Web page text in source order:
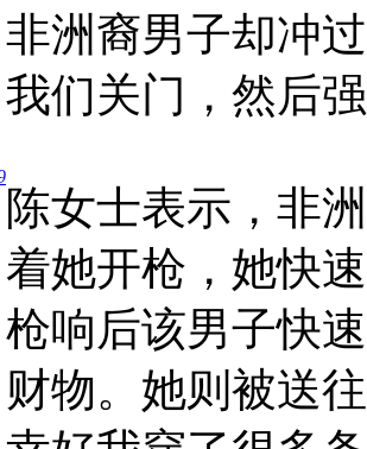
非洲裔男子却冲
我们关门，然后
陈女士表示，非
着她开枪，她快
枪响后该男子快
财物。她则被送